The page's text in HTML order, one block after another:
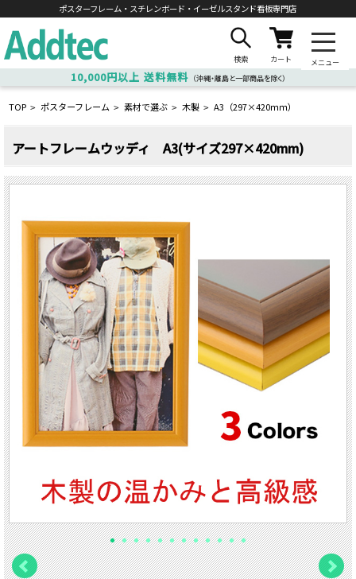
ポスターフレーム・スチレンボード・ イーゼルスタンド看板専門店
検索 カート メニュー
10,000円以上 送料無料 （沖縄・離島と一部商品を除く）
TOP > ポスターフレーム > 素材で選ぶ > 木製 > A3（297×420ｍｍ）
アートフレームウッディ A3(サイズ297×420mm)